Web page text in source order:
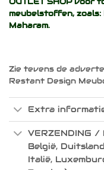
meubelstoffen, zoals:
Maharam.
Zie tevens de
Restant Design
Extra
VERZENDING /
België,
Italië,